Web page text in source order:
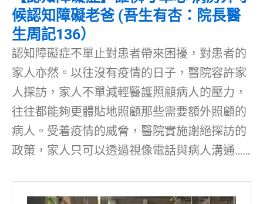
候認知障礙老爸 (吾生有杏：院長醫
生周記136）
認知障礙症不單止對患者帶來困擾，對患者的
家人亦然。以往沒有疫情的日子，醫院容許家
人探訪，家人不單減輕醫護照顧病人的壓力，
往往都能夠更體貼地照顧那些需要額外照顧的
病人。受着疫情的威脅，醫院實施謝絕探訪的
政策，家人只可以透過視像電話與病人溝通……